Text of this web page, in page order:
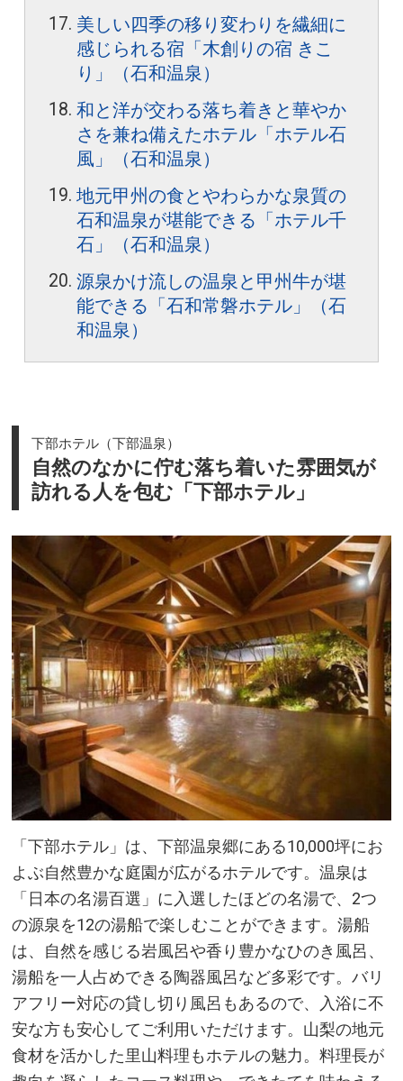
美しい四季の移り変わりを繊細に
感じられる宿「木創りの宿 きこ
り」（石和温泉）
和と洋が交わる落ち着きと華やか
さを兼ね備えたホテル「ホテル石
風」（石和温泉）
地元甲州の食とやわらかな泉質の
石和温泉が堪能できる「ホテル千
石」（石和温泉）
源泉かけ流しの温泉と甲州牛が堪
能できる「石和常磐ホテル」（石
和温泉）
下部ホテル（下部温泉）
自然のなかに佇む落ち着いた雰囲気が
訪れる人を包む「下部ホテル」
「下部ホテル」は、下部温泉郷にある10,000坪にお
よぶ自然豊かな庭園が広がるホテルです。温泉は
「日本の名湯百選」に入選したほどの名湯で、2つ
の源泉を12の湯船で楽しむことができます。湯船
は、自然を感じる岩風呂や香り豊かなひのき風呂、
湯船を一人占めできる陶器風呂など多彩です。バリ
アフリー対応の貸し切り風呂もあるので、入浴に不
安な方も安心してご利用いただけます。山梨の地元
食材を活かした里山料理もホテルの魅力。料理長が